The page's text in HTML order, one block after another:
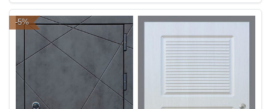
-5%